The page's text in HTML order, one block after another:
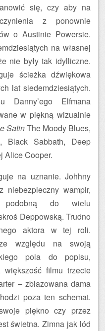
się, czy aby na
z ponownie
o Austinie Powersie.
na własnej
nie były tak idylliczne.
ścieżka dźwiękowa
lat siedemdziesiątych.
Danny’ego Elfmana
w piękną wizualnie
SatinThe Moody Blues,
Black Sabbath, Deep
Alice Cooper.
na uznanie. Johhny
niebezpieczny wampir,
podobną do wielu
Deppowską. Trudno
aktora w tej roli.
względu na swoją
pola do popisu,
filmu trzecie
– zblazowana dama
poza ten schemat.
piękno czy przez
świetna. Zimna jak lód